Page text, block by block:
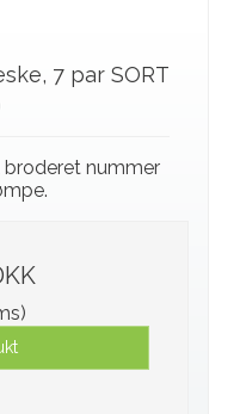
7 par SORT
nummer